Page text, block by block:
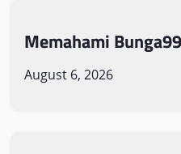
Memahami
August 6, 2026